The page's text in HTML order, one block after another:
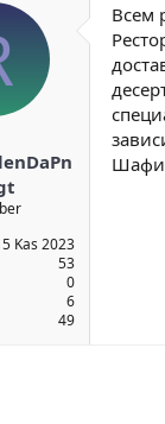
Kas 2023
53
0
6
49
Всем